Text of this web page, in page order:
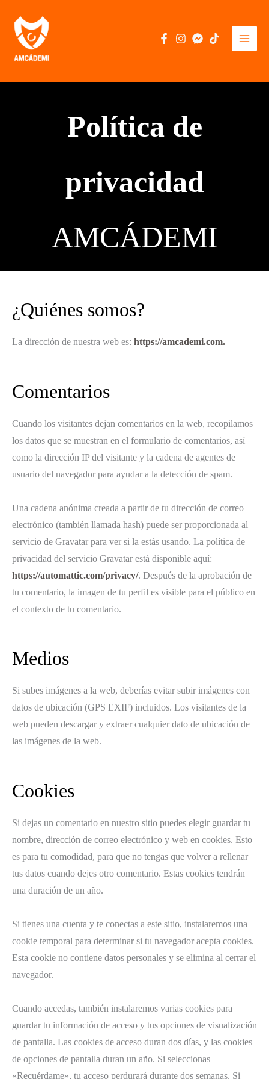
contenido
Política de
privacidad
AMCÁDEMI
¿Quiénes somos?
La dirección de nuestra web es: https://amcademi.com.
Comentarios
Cuando los visitantes dejan comentarios en la web, recopilamos
los datos que se muestran en el formulario de comentarios, así
como la dirección IP del visitante y la cadena de agentes de
usuario del navegador para ayudar a la detección de spam.
Una cadena anónima creada a partir de tu dirección de correo
electrónico (también llamada hash) puede ser proporcionada al
servicio de Gravatar para ver si la estás usando. La política de
privacidad del servicio Gravatar está disponible aquí:
https://automattic.com/privacy/. Después de la aprobación de
tu comentario, la imagen de tu perfil es visible para el público en
el contexto de tu comentario.
Medios
Si subes imágenes a la web, deberías evitar subir imágenes con
datos de ubicación (GPS EXIF) incluidos. Los visitantes de la
web pueden descargar y extraer cualquier dato de ubicación de
las imágenes de la web.
Cookies
Si dejas un comentario en nuestro sitio puedes elegir guardar tu
nombre, dirección de correo electrónico y web en cookies. Esto
es para tu comodidad, para que no tengas que volver a rellenar
tus datos cuando dejes otro comentario. Estas cookies tendrán
una duración de un año.
Si tienes una cuenta y te conectas a este sitio, instalaremos una
cookie temporal para determinar si tu navegador acepta cookies.
Esta cookie no contiene datos personales y se elimina al cerrar el
navegador.
Cuando accedas, también instalaremos varias cookies para
guardar tu información de acceso y tus opciones de visualización
de pantalla. Las cookies de acceso duran dos días, y las cookies
de opciones de pantalla duran un año. Si seleccionas
«Recuérdame», tu acceso perdurará durante dos semanas. Si